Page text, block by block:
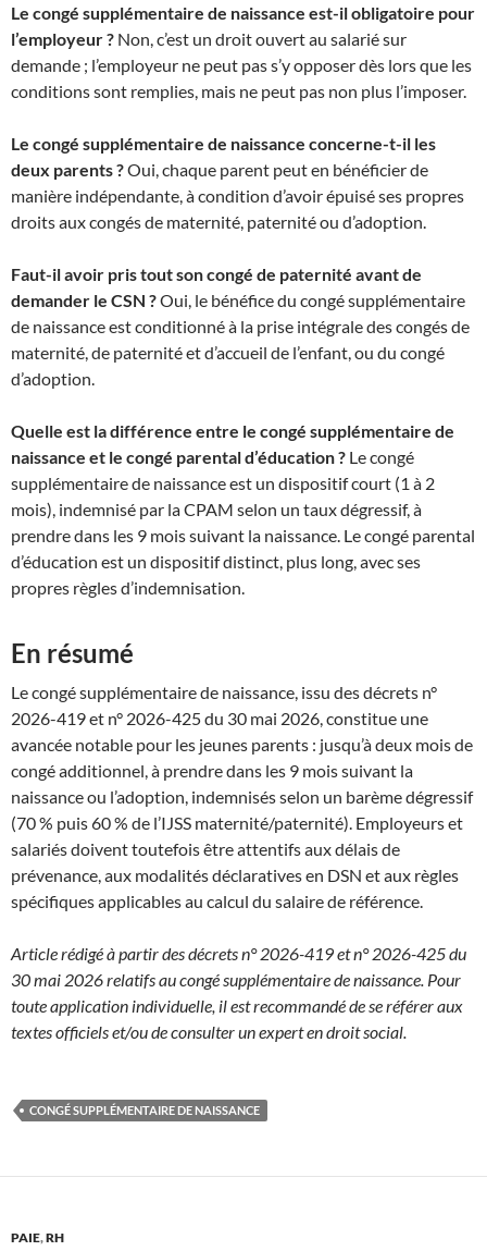
Le congé supplémentaire de naissance est-il obligatoire pour
l’employeur ? Non, c’est un droit ouvert au salarié sur
demande ; l’employeur ne peut pas s’y opposer dès lors que les
conditions sont remplies, mais ne peut pas non plus l’imposer.
Le congé supplémentaire de naissance concerne-t-il les
deux parents ?Oui, chaque parent peut en bénéficier de
manière indépendante, à condition d’avoir épuisé ses propres
droits aux congés de maternité, paternité ou d’adoption.
Faut-il avoir pris tout son congé de paternité avant de
demander le CSN ?Oui, le bénéfice du congé supplémentaire
de naissance est conditionné à la prise intégrale des congés de
maternité, de paternité et d’accueil de l’enfant, ou du congé
d’adoption.
Quelle est la différence entre le congé supplémentaire de
naissance et le congé parental d’éducation ? Le congé
supplémentaire de naissance est un dispositif court (1 à 2
mois), indemnisé par la CPAM selon un taux dégressif, à
prendre dans les 9 mois suivant la naissance. Le congé parental
d’éducation est un dispositif distinct, plus long, avec ses
propres règles d’indemnisation.
En résumé
Le congé supplémentaire de naissance, issu des décrets n°
2026-419 et n° 2026-425 du 30 mai 2026, constitue une
avancée notable pour les jeunes parents : jusqu’à deux mois de
congé additionnel, à prendre dans les 9 mois suivant la
naissance ou l’adoption, indemnisés selon un barème dégressif
(70 % puis 60 % de l’IJSS maternité/paternité). Employeurs et
salariés doivent toutefois être attentifs aux délais de
prévenance, aux modalités déclaratives en DSN et aux règles
spécifiques applicables au calcul du salaire de référence.
Article rédigé à partir des décrets n° 2026-419 et n° 2026-425 du
30 mai 2026 relatifs au congé supplémentaire de naissance. Pour
toute application individuelle, il est recommandé de se référer aux
textes officiels et/ou de consulter un expert en droit social.
CONGÉ SUPPLÉMENTAIRE DE NAISSANCE
PAIE,RH